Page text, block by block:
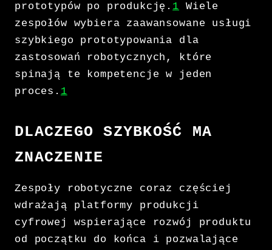
prototypów po produkcję. 1 Wiele
zespołów wybiera zaawansowane usługi
szybkiego prototypowania dla
zastosowań robotycznych, które
spinają te kompetencje w jeden
proces. 1
DLACZEGO SZYBKOŚĆ MA
ZNACZENIE
Zespoły robotyczne coraz częściej
wdrażają platformy produkcji
cyfrowej wspierające rozwój produktu
od początku do końca i pozwalające